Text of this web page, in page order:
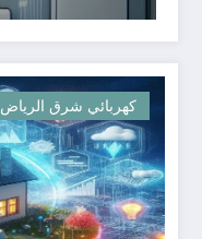
كهربائي شرق الرياض